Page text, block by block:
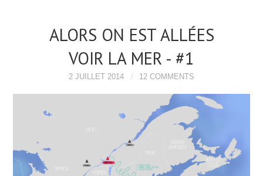
ALORS ON EST ALLÉES
VOIR LA MER - #1
2 JUILLET 2014 12 COMMENTS